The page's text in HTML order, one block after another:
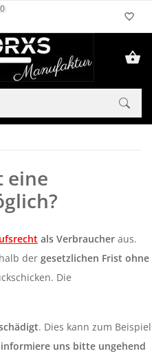
0Liste ist leer
eine
als Verbraucher aus.
der gesetzlichen Frist ohne
Die
. Dies kann zum Beispiel
informiere uns bitte ungehend